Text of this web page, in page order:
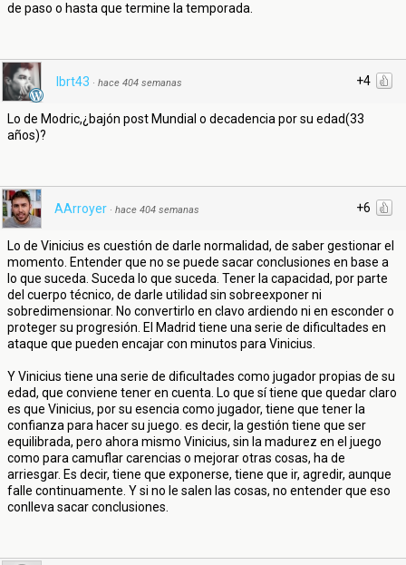
de paso o hasta que termine la temporada.
+4
lbrt43 · hace 404 semanas
Lo de Modric,¿bajón post Mundial o decadencia por su edad(33
años)?
+6
AArroyer · hace 404 semanas
Lo de Vinicius es cuestión de darle normalidad, de saber gestionar el
momento. Entender que no se puede sacar conclusiones en base a
lo que suceda. Suceda lo que suceda. Tener la capacidad, por parte
del cuerpo técnico, de darle utilidad sin sobreexponer ni
sobredimensionar. No convertirlo en clavo ardiendo ni en esconder o
proteger su progresión. El Madrid tiene una serie de dificultades en
ataque que pueden encajar con minutos para Vinicius.
Y Vinicius tiene una serie de dificultades como jugador propias de su
edad, que conviene tener en cuenta. Lo que sí tiene que quedar claro
es que Vinicius, por su esencia como jugador, tiene que tener la
confianza para hacer su juego. es decir, la gestión tiene que ser
equilibrada, pero ahora mismo Vinicius, sin la madurez en el juego
como para camuflar carencias o mejorar otras cosas, ha de
arriesgar. Es decir, tiene que exponerse, tiene que ir, agredir, aunque
falle continuamente. Y si no le salen las cosas, no entender que eso
conlleva sacar conclusiones.